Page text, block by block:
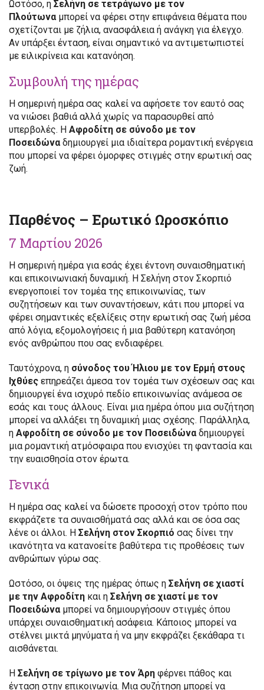
Ωστόσο, η Σελήνη σε τετράγωνο με τον
Πλούτωναμπορεί να φέρει στην επιφάνεια θέματα που
σχετίζονται με ζήλια, ανασφάλεια ή ανάγκη για έλεγχο.
Αν υπάρξει ένταση, είναι σημαντικό να αντιμετωπιστεί
με ειλικρίνεια και κατανόηση.
Συμβουλή της ημέρας
Η σημερινή ημέρα σας καλεί να αφήσετε τον εαυτό σας
να νιώσει βαθιά αλλά χωρίς να παρασυρθεί από
υπερβολές. Η Αφροδίτη σε σύνοδο με τον
Ποσειδώναδημιουργεί μια ιδιαίτερα ρομαντική ενέργεια
που μπορεί να φέρει όμορφες στιγμές στην ερωτική σας
ζωή.
Παρθένος – Ερωτικό Ωροσκόπιο
7 Μαρτίου 2026
Η σημερινή ημέρα για εσάς έχει έντονη συναισθηματική
και επικοινωνιακή δυναμική. Η Σελήνη στον Σκορπιό
ενεργοποιεί τον τομέα της επικοινωνίας, των
συζητήσεων και των συναντήσεων, κάτι που μπορεί να
φέρει σημαντικές εξελίξεις στην ερωτική σας ζωή μέσα
από λόγια, εξομολογήσεις ή μια βαθύτερη κατανόηση
ενός ανθρώπου που σας ενδιαφέρει.
Ταυτόχρονα, η σύνοδος του Ήλιου με τον Ερμή στους
Ιχθύες επηρεάζει άμεσα τον τομέα των σχέσεων σας και
δημιουργεί ένα ισχυρό πεδίο επικοινωνίας ανάμεσα σε
εσάς και τους άλλους. Είναι μια ημέρα όπου μια συζήτηση
μπορεί να αλλάξει τη δυναμική μιας σχέσης. Παράλληλα,
η Αφροδίτη σε σύνοδο με τον Ποσειδώναδημιουργεί
μια ρομαντική ατμόσφαιρα που ενισχύει τη φαντασία και
την ευαισθησία στον έρωτα.
Γενικά
Η ημέρα σας καλεί να δώσετε προσοχή στον τρόπο που
εκφράζετε τα συναισθήματά σας αλλά και σε όσα σας
λένε οι άλλοι. Η Σελήνη στον Σκορπιό σας δίνει την
ικανότητα να κατανοείτε βαθύτερα τις προθέσεις των
ανθρώπων γύρω σας.
Ωστόσο, οι όψεις της ημέρας όπως η Σελήνη σε χιαστί
με την Αφροδίτη και η Σελήνη σε χιαστί με τον
Ποσειδώναμπορεί να δημιουργήσουν στιγμές όπου
υπάρχει συναισθηματική ασάφεια. Κάποιος μπορεί να
στέλνει μικτά μηνύματα ή να μην εκφράζει ξεκάθαρα τι
αισθάνεται.
Η Σελήνη σε τρίγωνο με τον Άρη φέρνει πάθος και
ένταση στην επικοινωνία. Μια συζήτηση μπορεί να